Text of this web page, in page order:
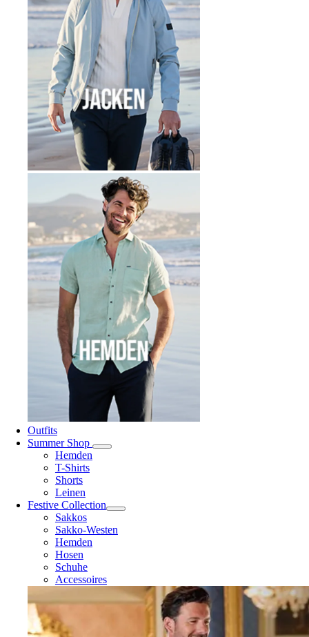
Outfits
Summer Shop
Hemden
T-Shirts
Shorts
Leinen
Festive Collection
Sakkos
Sakko-Westen
Hemden
Hosen
Schuhe
Accessoires